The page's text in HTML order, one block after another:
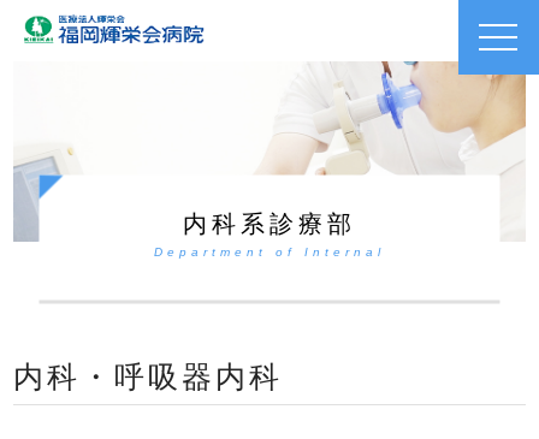
toggle
内科系診療部
Department of Internal
内科・呼吸器内科